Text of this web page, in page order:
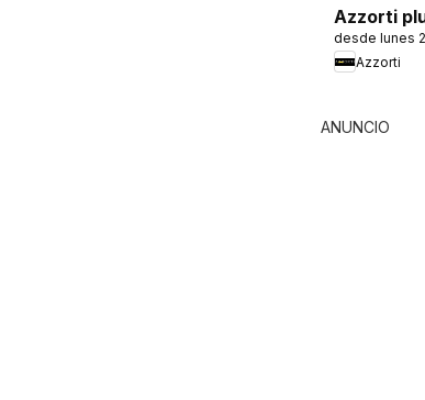
Azzorti
catálogo -
Campaña
desde lunes
Azzorti
ANUNCIO